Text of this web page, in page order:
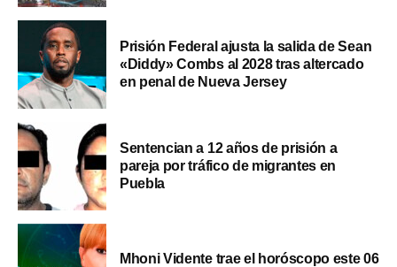
Prisión Federal ajusta la salida de Sean
«Diddy» Combs al 2028 tras altercado
en penal de Nueva Jersey
Sentencian a 12 años de prisión a
pareja por tráfico de migrantes en
Puebla
Mhoni Vidente trae el horóscopo este 06